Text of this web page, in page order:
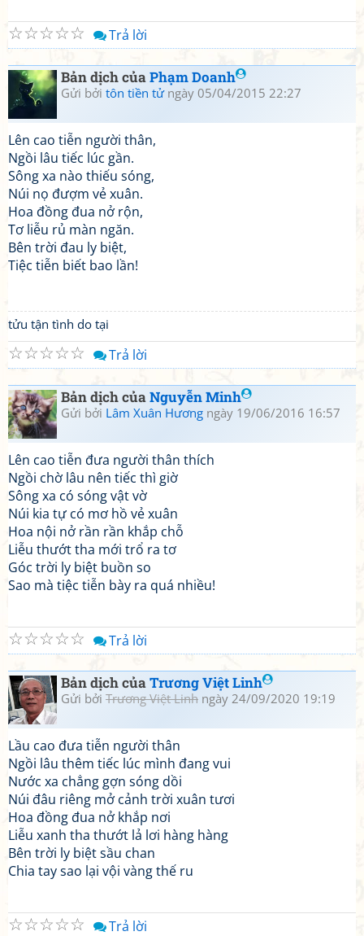
☆
☆
☆
☆
☆ Trả lời
Bản dịch củaPhạm Doanh
Gửi bởi tôn tiền tửngày 05/04/2015 22:27
Lên cao tiễn người thân,
Ngồi lâu tiếc lúc gần.
Sông xa nào thiếu sóng,
Núi nọ đượm vẻ xuân.
Hoa đồng đua nở rộn,
Tơ liễu rủ màn ngăn.
Bên trời đau ly biệt,
Tiệc tiễn biết bao lần!
tửu tận tình do tại
☆
☆
☆
☆
☆ Trả lời
Bản dịch củaNguyễn Minh
Gửi bởi Lâm Xuân Hương ngày 19/06/2016 16:57
Lên cao tiễn đưa người thân thích
Ngồi chờ lâu nên tiếc thì giờ
Sông xa có sóng vật vờ
Núi kia tự có mơ hồ vẻ xuân
Hoa nội nở rần rần khắp chỗ
Liễu thướt tha mới trổ ra tơ
Góc trời ly biệt buồn so
Sao mà tiệc tiễn bày ra quá nhiều!
☆
☆
☆
☆
☆ Trả lời
Bản dịch củaTrương Việt Linh
Gửi bởi Trương Việt Linh ngày 24/09/2020 19:19
Lầu cao đưa tiễn người thân
Ngồi lâu thêm tiếc lúc mình đang vui
Nước xa chẳng gợn sóng dồi
Núi đâu riêng mở cảnh trời xuân tươi
Hoa đồng đua nở khắp nơi
Liễu xanh tha thướt lả lơi hàng hàng
Bên trời ly biệt sầu chan
Chia tay sao lại vội vàng thế ru
☆
☆
☆
☆
☆ Trả lời